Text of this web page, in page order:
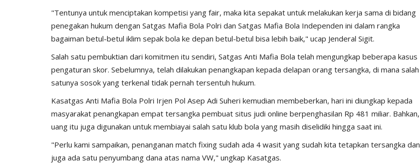
"Tentunya untuk menciptakan kompetisi yang fair, maka kita sepakat untuk melakukan kerja sama di bidang
penegakan hukum dengan Satgas Mafia Bola Polri dan Satgas Mafia Bola Independen ini dalam rangka
bagaiman betul-betul iklim sepak bola ke depan betul-betul bisa lebih baik," ucap Jenderal Sigit.
Salah satu pembuktian dari komitmen itu sendiri, Satgas Anti Mafia Bola telah mengungkap beberapa kasus
pengaturan skor. Sebelumnya, telah dilakukan penangkapan kepada delapan orang tersangka, di mana salah
satunya sosok yang terkenal tidak pernah tersentuh hukum.
Kasatgas Anti Mafia Bola Polri Irjen Pol Asep Adi Suheri kemudian membeberkan, hari ini diungkap kepada
masyarakat penangkapan empat tersangka pembuat situs judi online berpenghasilan Rp 481 miliar. Bahkan,
uang itu juga digunakan untuk membiayai salah satu klub bola yang masih diselidiki hingga saat ini.
"Perlu kami sampaikan, penanganan match fixing sudah ada 4 wasit yang sudah kita tetapkan tersangka dan
juga ada satu penyumbang dana atas nama VW," ungkap Kasatgas.